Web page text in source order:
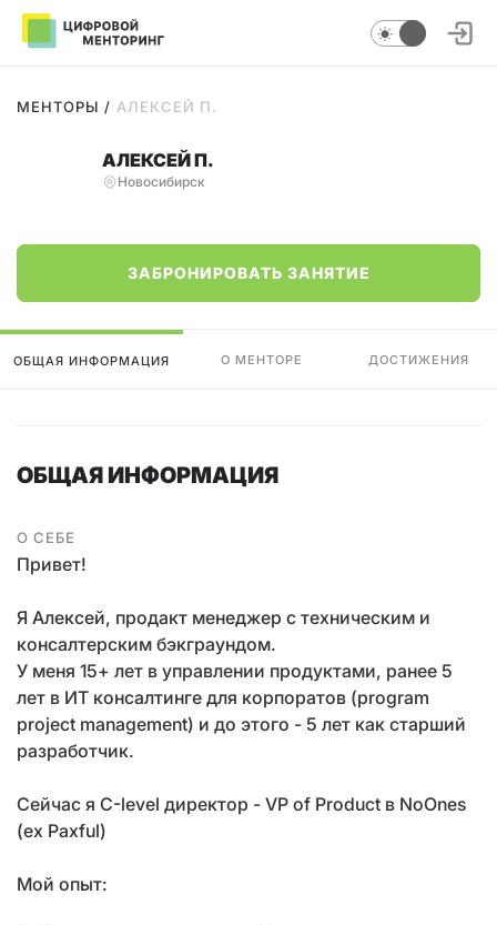
МЕНТОРЫ / АЛЕКСЕЙ П.
АЛЕКСЕЙ П.
Новосибирск
ЗАБРОНИРОВАТЬ ЗАНЯТИЕ
ОБЩАЯ ИНФОРМАЦИЯ О МЕНТОРЕ ДОСТИЖЕНИЯ
ОБЩАЯ ИНФОРМАЦИЯ
О СЕБЕ
Привет!
Я Алексей, продакт менеджер с техническим и
консалтерским бэкграундом.
У меня 15+ лет в управлении продуктами, ранее 5
лет в ИТ консалтинге для корпоратов (program
project management) и до этого - 5 лет как старший
разработчик.
Сейчас я С-level директор - VP of Product в NoOnes
(ex Paxful)
Мой опыт: